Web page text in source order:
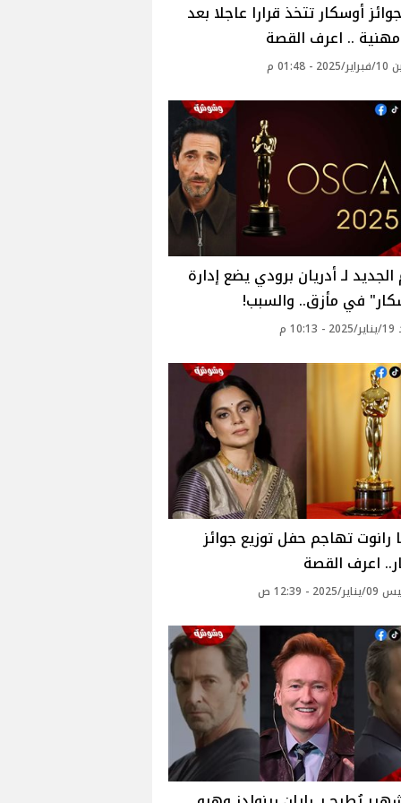
أوسكار تتخذ قرارا عاجلا بعد
مهنية .. اعرف القصة
م
الجديد لـ أدريان برودي يضع إدارة
في مأزق.. والسبب!
م
رانوت تهاجم حفل توزيع جوائز
اعرف القصة
- 12:39 ص